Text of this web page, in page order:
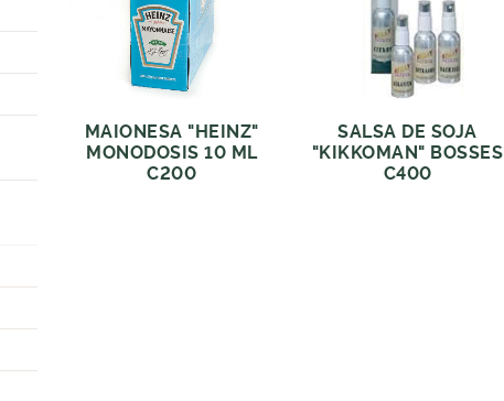
MAIONESA "HEINZ"
MONODOSIS 10 ML
C200
SALSA DE SOJA
"KIKKOMAN" BOSSES
C400